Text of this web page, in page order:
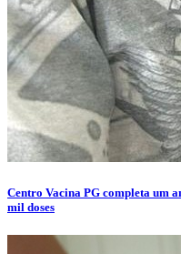
Centro Vacina PG completa um
mil doses